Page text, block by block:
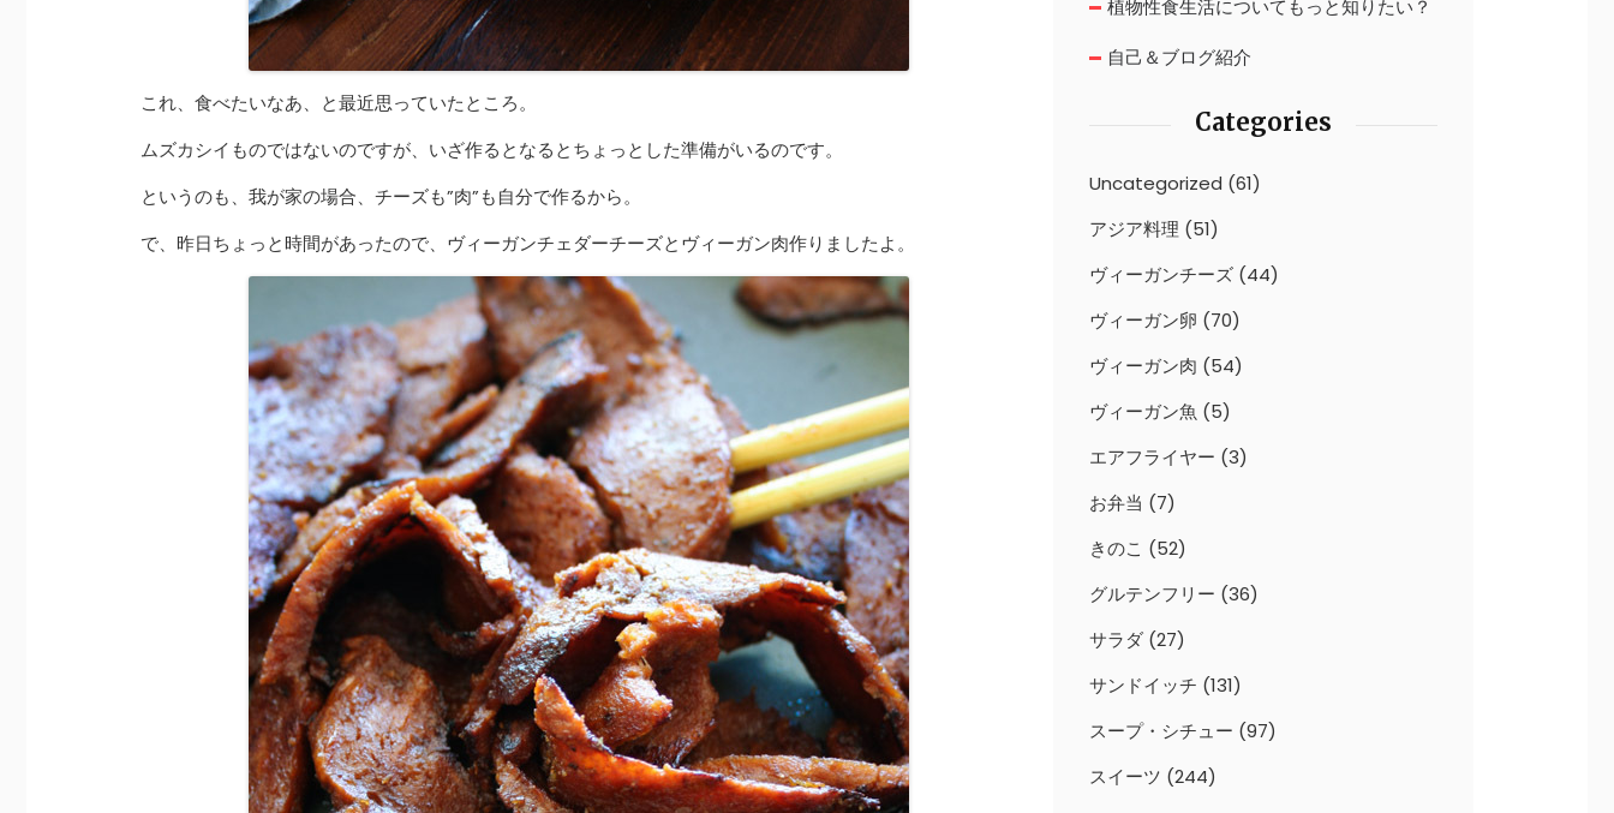
これ、食べたいなあ、と最近思っていたところ。
ムズカシイものではないのですが、いざ作るとなるとちょっとした準備がいるのです。
というのも、我が家の場合、チーズも”肉”も自分で作るから。
で、昨日ちょっと時間があったので、ヴィーガンチェダーチーズとヴィーガン肉作りましたよ。
植物性食生活についてもっと知りたい？
自己＆ブログ紹介
Categories
Uncategorized (61)
アジア料理 (51)
ヴィーガンチーズ (44)
ヴィーガン卵 (70)
ヴィーガン肉 (54)
ヴィーガン魚 (5)
エアフライヤー (3)
お弁当 (7)
きのこ (52)
グルテンフリー (36)
サラダ (27)
サンドイッチ (131)
スープ・シチュー (97)
スイーツ (244)